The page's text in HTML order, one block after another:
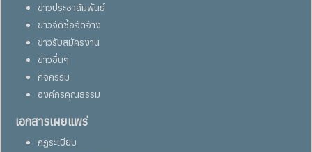
ข่าวประชาสัมพันธ์
ข่าวจัดซื้อจัดจ้าง
ข่าวรับสมัครงาน
ข่าวอื่นๆ
กิจกรรม
องค์กรคุณธรรม
เอกสารเผยแพร่
กฏระเบียบ